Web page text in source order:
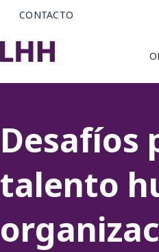
CONTACTO
Desafíos
talento